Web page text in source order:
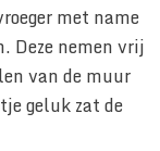
met name
Deze nemen vrij
van de muur
geluk zat de